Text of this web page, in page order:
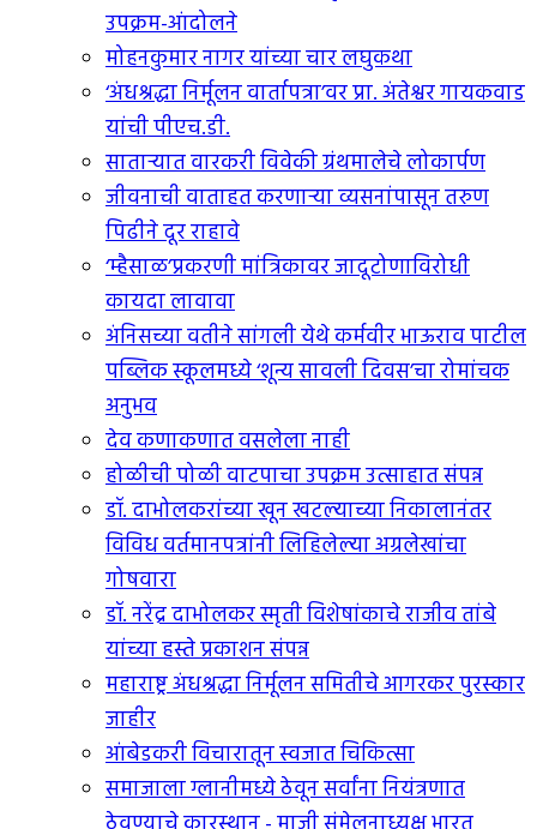
उपक्रम-आंदोलने
मोहनकुमार नागर यांच्या चार लघुकथा
‘अंधश्रद्धा निर्मूलन वार्तापत्रा’वर प्रा. अंतेश्वर गायकवाड
यांची पीएच.डी.
सातार्‍यात वारकरी विवेकी ग्रंथमालेचे लोकार्पण
जीवनाची वाताहत करणार्‍या व्यसनांपासून तरुण
पिढीने दूर राहावे
‘म्हैसाळ’प्रकरणी मांत्रिकावर जादूटोणाविरोधी
कायदा लावावा
अंनिसच्या वतीने सांगली येथे कर्मवीर भाऊराव पाटील
पब्लिक स्कूलमध्ये ‘शून्य सावली दिवस’चा रोमांचक
अनुभव
देव कणाकणात वसलेला नाही
होळीची पोळी वाटपाचा उपक्रम उत्साहात संपन्न
डॉ. दाभोलकरांच्या खून खटल्याच्या निकालानंतर
विविध वर्तमानपत्रांनी लिहिलेल्या अग्रलेखांचा
गोषवारा
डॉ. नरेंद्र दाभोलकर स्मृती विशेषांकाचे राजीव तांबे
यांच्या हस्ते प्रकाशन संपन्न
महाराष्ट्र अंधश्रद्धा निर्मूलन समितीचे आगरकर पुरस्कार
जाहीर
आंबेडकरी विचारातून स्वजात चिकित्सा
समाजाला ग्लानीमध्ये ठेवून सर्वांना नियंत्रणात